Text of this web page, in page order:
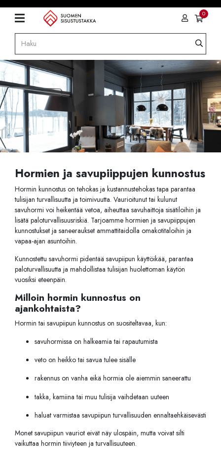
0
Hormien ja savupiippujen kunnostus
Hormin kunnostus on tehokas ja kustannustehokas tapa parantaa
tulisijan turvallisuutta ja toimivuutta. Vaurioitunut tai kulunut
savuhormi voi heikentää vetoa, aiheuttaa savuhaittoja sisätiloihin ja
lisätä paloturvallisuusriskiä. Tarjoamme hormien ja savupiippujen
kunnostukset ja saneeraukset ammattitaidolla omakotitaloihin ja
vapaa-ajan asuntoihin.
Kunnostettu savuhormi pidentää savupiipun käyttöikää, parantaa
paloturvallisuutta ja mahdollistaa tulisijan huolettoman käytön
vuosiksi eteenpäin.
Milloin hormin kunnostus on
ajankohtaista?
Hormin tai savupiipun kunnostus on suositeltavaa, kun:
savuhormissa on halkeamia tai rapautumista
veto on heikko tai savua tulee sisälle
rakennus on vanha eikä hormia ole aiemmin saneerattu
takka, kamiina tai muu tulisija vaihdetaan uuteen
haluat varmistaa savupiipun turvallisuuden ennaltaehkäisevästi
Monet savupiipun vauriot eivät näy ulospäin, mutta voivat silti
vaikuttaa hormin tiiviyteen ja turvallisuuteen.